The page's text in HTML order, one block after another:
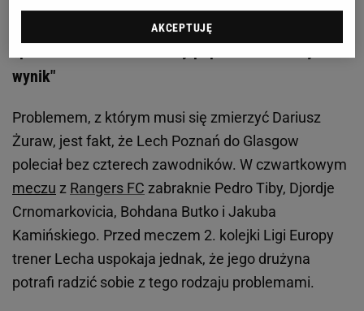
Lech Poznań w okrojonym składzie przed
wynik"
Problemem, z którym musi się zmierzyć Dariusz
Żuraw, jest fakt, że Lech Poznań do Glasgow
poleciał bez czterech zawodników. W czwartkowym
meczu z Rangers FC zabraknie Pedro Tiby, Djordje
Crnomarkovicia, Bohdana Butko i Jakuba
Kamińskiego. Przed meczem 2. kolejki Ligi Europy
trener Lecha uspokaja jednak, że jego drużyna
potrafi radzić sobie z tego rodzaju problemami.
AKCEPTUJĘ